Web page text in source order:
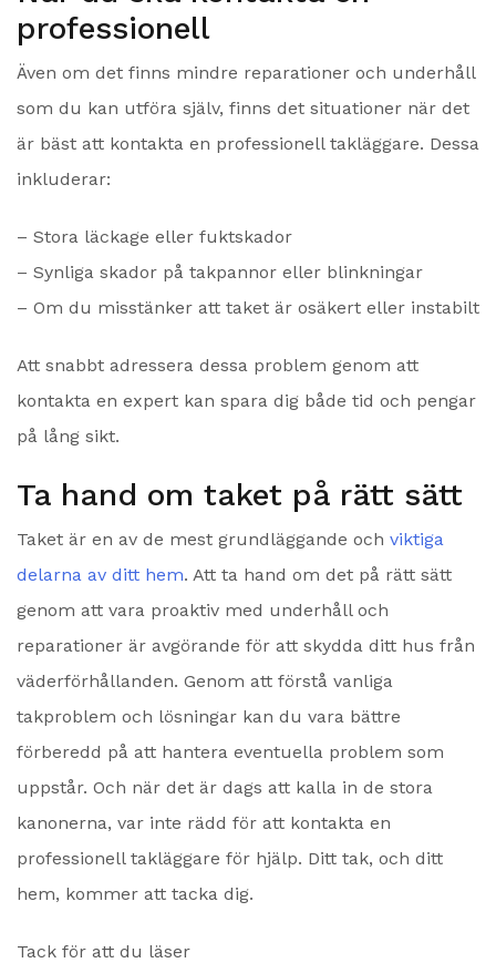
professionell
Även om det finns mindre reparationer och underhåll
som du kan utföra själv, finns det situationer när det
är bäst att kontakta en professionell takläggare. Dessa
inkluderar:
– Stora läckage eller fuktskador
– Synliga skador på takpannor eller blinkningar
– Om du misstänker att taket är osäkert eller instabilt
Att snabbt adressera dessa problem genom att
kontakta en expert kan spara dig både tid och pengar
på lång sikt.
Ta hand om taket på rätt sätt
Taket är en av de mest grundläggande och viktiga
delarna av ditt hem. Att ta hand om det på rätt sätt
genom att vara proaktiv med underhåll och
reparationer är avgörande för att skydda ditt hus från
väderförhållanden. Genom att förstå vanliga
takproblem och lösningar kan du vara bättre
förberedd på att hantera eventuella problem som
uppstår. Och när det är dags att kalla in de stora
kanonerna, var inte rädd för att kontakta en
professionell takläggare för hjälp. Ditt tak, och ditt
hem, kommer att tacka dig.
Tack för att du läser